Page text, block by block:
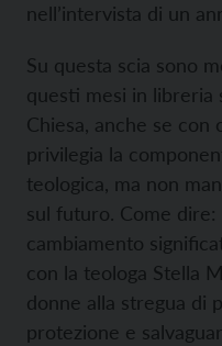
nell’intervista di un
Su questa scia sono
questi mesi in libreria
Chiesa, anche se con
privilegia la
teologica, ma non
sul futuro. Come
cambiamento
con la teologa Stella
donne alla stregua di
protezione e